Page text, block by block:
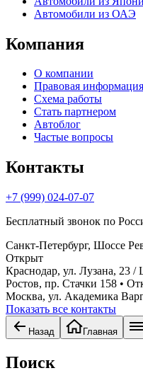
Автомобили из ОАЭ
Компания
О компании
Правовая информация
Схема работы
Стать партнером
Автоблог
Частые вопросы
Контакты
+7 (999) 024-07-07
Бесплатный звонок по
Санкт-Петербург, Шоссе
Открыт
Краснодар, ул. Лузана, 23
Ростов, пр. Стачки 158 •
Москва, ул. Академика
Показать все контакты
Назад Главная
Поиск